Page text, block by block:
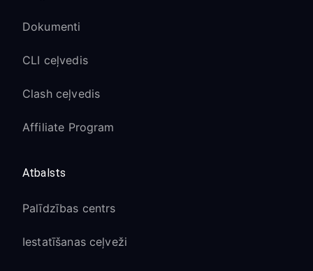
Dokumenti
CLI ceļvedis
Clash ceļvedis
Affiliate Program
Atbalsts
Palīdzības centrs
Iestatīšanas ceļveži